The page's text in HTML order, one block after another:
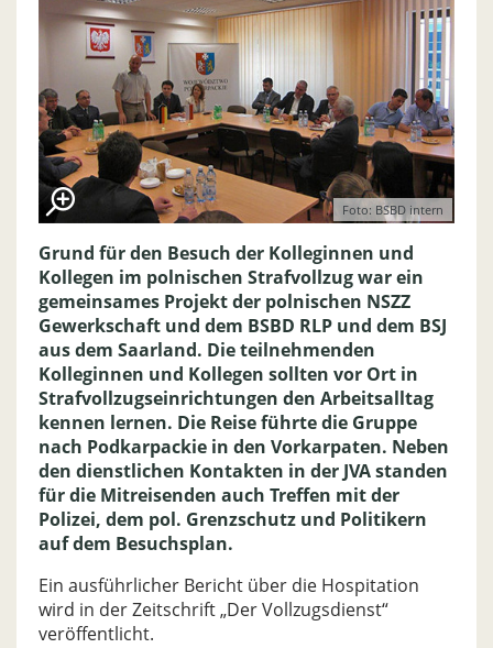
Foto: BSBD intern
Grund für den Besuch der Kolleginnen und
Kollegen im polnischen Strafvollzug war ein
gemeinsames Projekt der polnischen NSZZ
Gewerkschaft und dem BSBD RLP und dem BSJ
aus dem Saarland. Die teilnehmenden
Kolleginnen und Kollegen sollten vor Ort in
Strafvollzugseinrichtungen den Arbeitsalltag
kennen lernen. Die Reise führte die Gruppe
nach Podkarpackie in den Vorkarpaten. Neben
den dienstlichen Kontakten in der JVA standen
für die Mitreisenden auch Treffen mit der
Polizei, dem pol. Grenzschutz und Politikern
auf dem Besuchsplan.
Ein ausführlicher Bericht über die Hospitation
wird in der Zeitschrift „Der Vollzugsdienst“
veröffentlicht.